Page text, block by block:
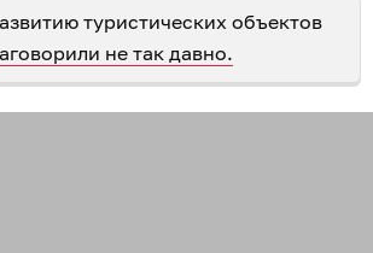
туристических объектов
не так давно.